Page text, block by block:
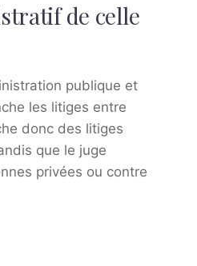
de celle
publique et
les litiges entre
donc des litiges
que le juge
privées ou contre